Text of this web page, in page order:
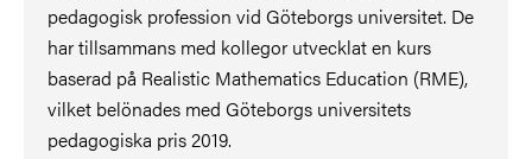
pedagogisk profession vid Göteborgs universitet. De
har tillsammans med kollegor utvecklat en kurs
baserad på Realistic Mathematics Education (RME),
vilket belönades med Göteborgs universitets
pedagogiska pris 2019.